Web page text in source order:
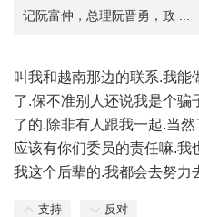
记阮富仲，总理阮晋勇，政 ...
叫我和越南那边的联系.我能
了.保不准别人还说我是个骗
了的.除非有人跟我一起.当
应该有你们委员的责任嘛.我
我这个后辈的.我都会去努力
支持 反对